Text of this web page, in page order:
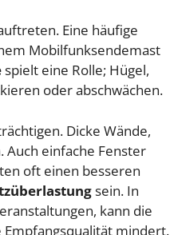
Eine häufige
Mobilfunksendemast
spielt eine Rolle; Hügel,
oder abschwächen.
Dicke Wände,
Auch einfache Fenster
oft einen besseren
sein. In
kann die
mindert.